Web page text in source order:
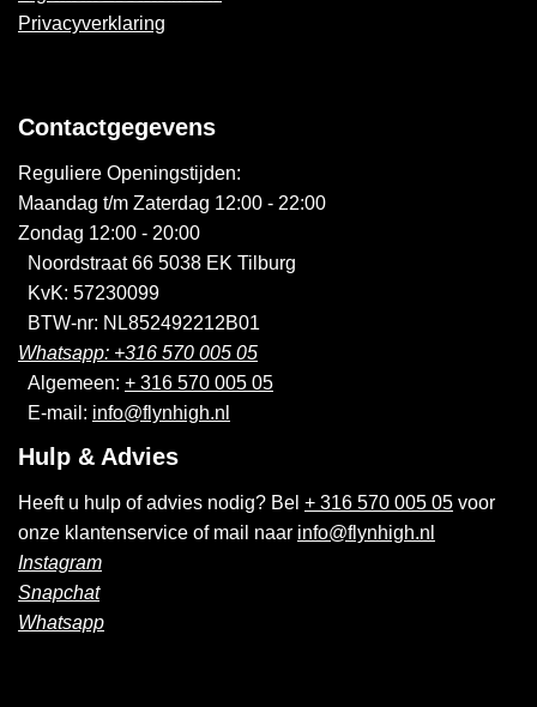
Privacyverklaring
Contactgegevens
Reguliere Openingstijden:
Maandag t/m Zaterdag 12:00 - 22:00
Zondag 12:00 - 20:00
Noordstraat 66 5038 EK Tilburg
KvK: 57230099
BTW-nr: NL852492212B01
Whatsapp: +316 570 005 05
Algemeen: + 316 570 005 05
E-mail: info@flynhigh.nl
Hulp & Advies
Heeft u hulp of advies nodig? Bel + 316 570 005 05 voor
onze klantenservice of mail naar info@flynhigh.nl
Instagram
Snapchat
Whatsapp